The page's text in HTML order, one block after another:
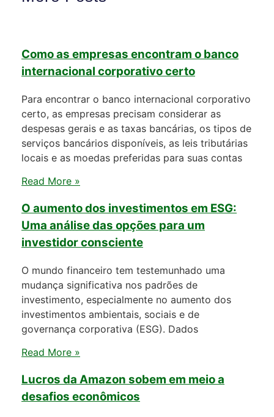
Como as empresas encontram o banco
internacional corporativo certo
Para encontrar o banco internacional corporativo
certo, as empresas precisam considerar as
despesas gerais e as taxas bancárias, os tipos de
serviços bancários disponíveis, as leis tributárias
locais e as moedas preferidas para suas contas
Read More »
O aumento dos investimentos em ESG:
Uma análise das opções para um
investidor consciente
O mundo financeiro tem testemunhado uma
mudança significativa nos padrões de
investimento, especialmente no aumento dos
investimentos ambientais, sociais e de
governança corporativa (ESG). Dados
Read More »
Lucros da Amazon sobem em meio a
desafios econômicos